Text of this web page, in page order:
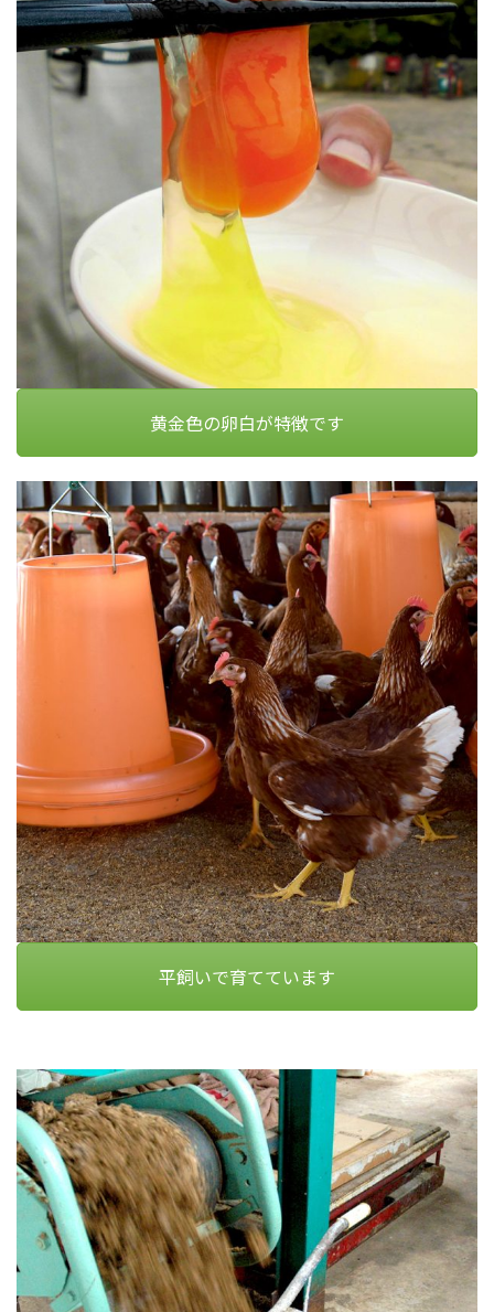
黄金色の卵白が特徴です
平飼いで育てています